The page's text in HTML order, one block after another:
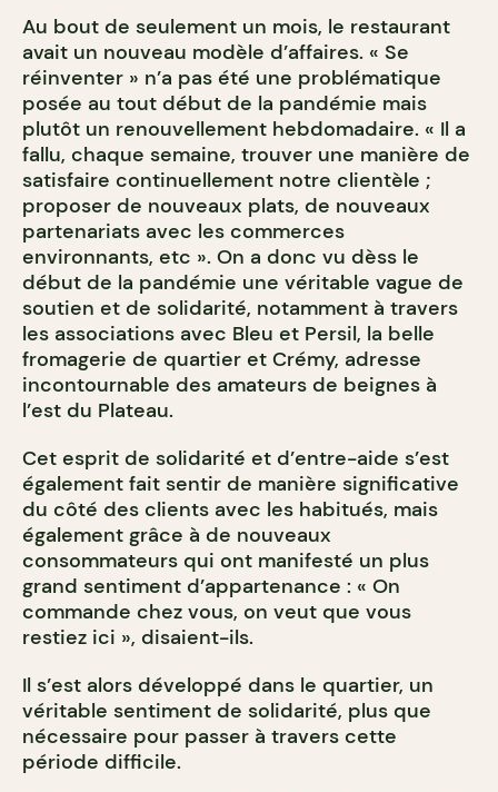
Au bout de seulement un mois, le restaurant
avait un nouveau modèle d’affaires. « Se
réinventer » n’a pas été une problématique
posée au tout début de la pandémie mais
plutôt un renouvellement hebdomadaire. « Il a
fallu, chaque semaine, trouver une manière de
satisfaire continuellement notre clientèle ;
proposer de nouveaux plats, de nouveaux
partenariats avec les commerces
environnants, etc ». On a donc vu dèss le
début de la pandémie une véritable vague de
soutien et de solidarité, notamment à travers
les associations avec Bleu et Persil, la belle
fromagerie de quartier et Crémy, adresse
incontournable des amateurs de beignes à
l’est du Plateau.
Cet esprit de solidarité et d’entre-aide s’est
également fait sentir de manière significative
du côté des clients avec les habitués, mais
également grâce à de nouveaux
consommateurs qui ont manifesté un plus
grand sentiment d’appartenance : « On
commande chez vous, on veut que vous
restiez ici », disaient-ils.
Il s’est alors développé dans le quartier, un
véritable sentiment de solidarité, plus que
nécessaire pour passer à travers cette
période difficile.